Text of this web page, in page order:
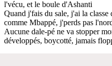
l'vécu, et le boule d'Ashanti
Quand j'fais du sale, j'ai la
comme Mbappé, j'perds pas
Aucune dale-pé ne va stopper
développés, boycotté, jamais